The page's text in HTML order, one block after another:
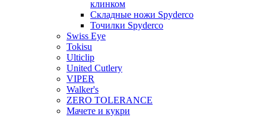
клинком
Складные ножи Spyderco
Точилки Spyderco
Swiss Eye
Tokisu
Ulticlip
United Cutlery
VIPER
Walker's
ZERO TOLERANCE
Мачете и кукри